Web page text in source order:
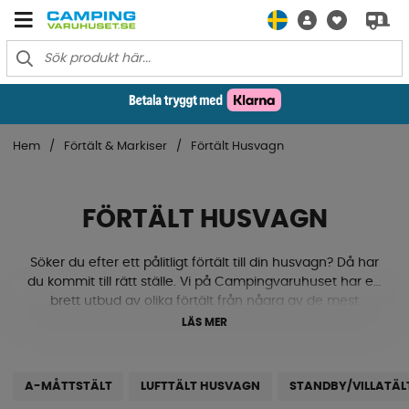
Hem Förtält & Markiser Förtält Husvagn
FÖRTÄLT HUSVAGN
Söker du efter ett pålitligt förtält till din husvagn? Då har
du kommit till rätt ställe. Vi på Campingvaruhuset har ett
brett utbud av olika förtält från några av de mest
välkända tillverkarna som Isabella, Campella, Kampa
Oavsett om du behöver ett tält för längre vistelser, korta
resor eller för att klara av extrema väderförhållanden, så
LÄS MER
A-MÅTTSTÄLT LUFTTÄLT HUSVAGN STANDBY/